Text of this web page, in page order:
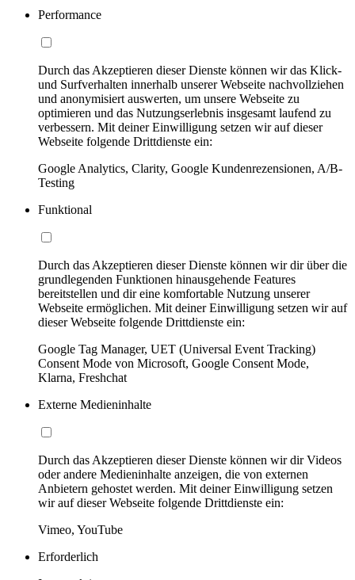
Performance
Durch das Akzeptieren dieser Dienste können wir das Klick-
und Surfverhalten innerhalb unserer Webseite nachvollziehen
und anonymisiert auswerten, um unsere Webseite zu
optimieren und das Nutzungserlebnis insgesamt laufend zu
verbessern. Mit deiner Einwilligung setzen wir auf dieser
Webseite folgende Drittdienste ein:
Google Analytics, Clarity, Google Kundenrezensionen, A/B-
Testing
Funktional
Durch das Akzeptieren dieser Dienste können wir dir über die
grundlegenden Funktionen hinausgehende Features
bereitstellen und dir eine komfortable Nutzung unserer
Webseite ermöglichen. Mit deiner Einwilligung setzen wir auf
dieser Webseite folgende Drittdienste ein:
Google Tag Manager, UET (Universal Event Tracking)
Consent Mode von Microsoft, Google Consent Mode,
Klarna, Freshchat
Externe Medieninhalte
Durch das Akzeptieren dieser Dienste können wir dir Videos
oder andere Medieninhalte anzeigen, die von externen
Anbietern gehostet werden. Mit deiner Einwilligung setzen
wir auf dieser Webseite folgende Drittdienste ein:
Vimeo, YouTube
Erforderlich